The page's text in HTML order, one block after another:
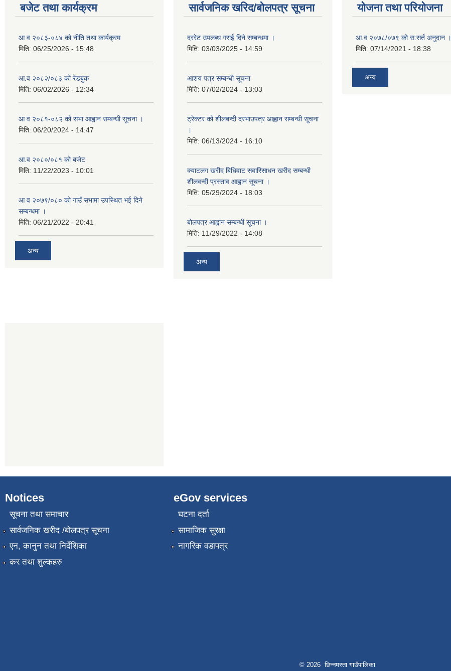
बजेट तथा कार्यक्रम
आ व २०८३-०८४ को नीति तथा कार्यक्रम
मिति: 06/25/2026 - 15:48
आ.व २०८२/०८३ को रेडबुक
मिति: 06/02/2026 - 12:34
आ व २०८१-०८२ को सभा आह्वान सम्बन्धी सूचना ।
मिति: 06/20/2024 - 14:47
आ.व २०८०/०८१ को बजेट
मिति: 11/22/2023 - 10:01
आ व २०७९/०८० को गाउँ सभामा उपस्थित भई दिने
सम्बन्धमा ।
मिति: 06/21/2022 - 20:41
अन्य
सार्वजनिक खरिद/बोलपत्र सूचना
दररेट उपलब्ध गराई दिने सम्बन्धमा ।
मिति: 03/03/2025 - 14:59
आशय पत्र सम्बन्धी सूचना
मिति: 07/02/2024 - 13:03
ट्रेक्टर को शीलबन्दी दरभाउपत्र आह्वान सम्बन्धी सूचना
।
मिति: 06/13/2024 - 16:10
क्याटलग खरीद बिधिवाट सवारिसाधन खरीद सम्बन्धी
शीलवन्दी प्रस्ताव आह्वान सूचना ।
मिति: 05/29/2024 - 18:03
बोलपत्र आह्वान सम्बन्धी सूचना ।
मिति: 11/29/2022 - 14:08
अन्य
योजना तथा परियोजना
आ.व २०७८/०७९ को स:सर्त अनुदान ।
मिति: 07/14/2021 - 18:38
अन्य
Notices
सूचना तथा समाचार
सार्वजनिक खरीद /बोलपत्र सूचना
एन, कानुन तथा निर्देशिका
कर तथा शुल्कहरु
eGov services
घटना दर्ता
सामाजिक सुरक्षा
नागरिक वडापत्र
© 2026 छिन्नमस्ता गाउँपालिका